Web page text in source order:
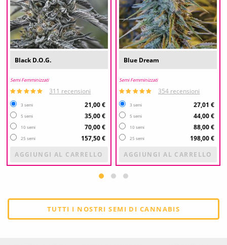
Black D.O.G.
Semi Femminizzati
311 recensioni
3 semi 21,00 €
5 semi 35,00 €
10 semi 70,00 €
25 semi
157,50 €
AGGIUNGI AL CARRELLO
Blue Dream
Semi Femminizzati
354 recensioni
3 semi 27,01 €
5 semi 44,00 €
10 semi 88,00 €
25 semi
198,00 €
AGGIUNGI AL CARRELLO
TUTTI I NOSTRI SEMI DI CANNABIS